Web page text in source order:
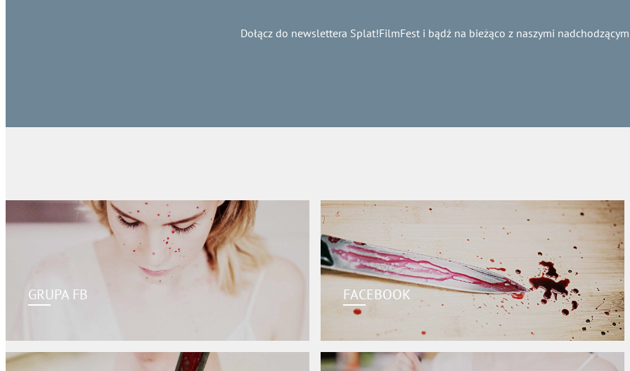
Dołącz do newslettera Splat!FilmFest i bądź na bieżąco z naszymi
GRUPA FB FACEBOOK